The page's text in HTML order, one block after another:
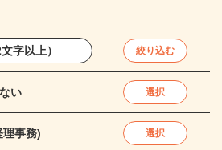
絞り込む
い 選択
理事務) 選択